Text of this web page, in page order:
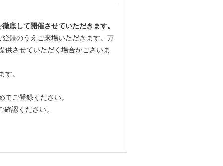
底して開催させていただきます。
録のうえご来場いただきます。万
供させていただく場合がございま
す。
ご登録ください。
認ください。